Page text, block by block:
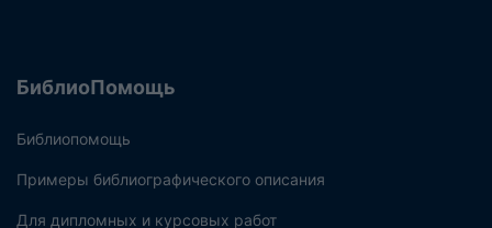
БиблиоПомощь
Библиопомощь
Примеры библиографического описания
Для дипломных и курсовых работ